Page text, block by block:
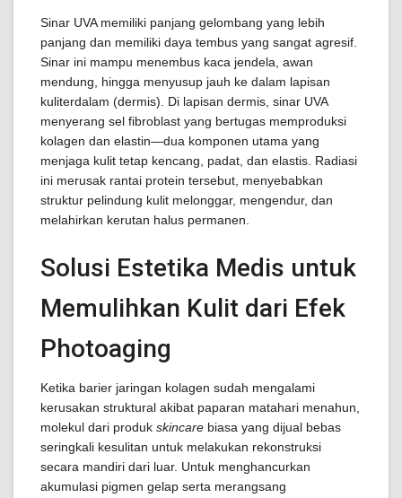
Sinar UVA memiliki panjang gelombang yang lebih
panjang dan memiliki daya tembus yang sangat agresif.
Sinar ini mampu menembus kaca jendela, awan
mendung, hingga menyusup jauh ke dalam lapisan
kuliterdalam (dermis). Di lapisan dermis, sinar UVA
menyerang sel fibroblast yang bertugas memproduksi
kolagen dan elastin—dua komponen utama yang
menjaga kulit tetap kencang, padat, dan elastis. Radiasi
ini merusak rantai protein tersebut, menyebabkan
struktur pelindung kulit melonggar, mengendur, dan
melahirkan kerutan halus permanen.
Solusi Estetika Medis untuk
Memulihkan Kulit dari Efek
Photoaging
Ketika barier jaringan kolagen sudah mengalami
kerusakan struktural akibat paparan matahari menahun,
molekul dari produk skincare biasa yang dijual bebas
seringkali kesulitan untuk melakukan rekonstruksi
secara mandiri dari luar. Untuk menghancurkan
akumulasi pigmen gelap serta merangsang